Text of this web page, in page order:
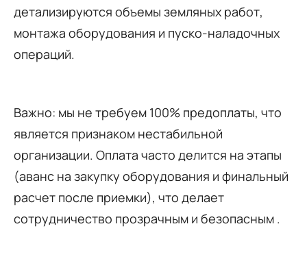
детализируются объемы земляных работ,
монтажа оборудования и пуско-наладочных
операций.
Важно: мы не требуем 100% предоплаты, что
является признаком нестабильной
организации. Оплата часто делится на этапы
(аванс на закупку оборудования и финальный
расчет после приемки), что делает
сотрудничество прозрачным и безопасным .